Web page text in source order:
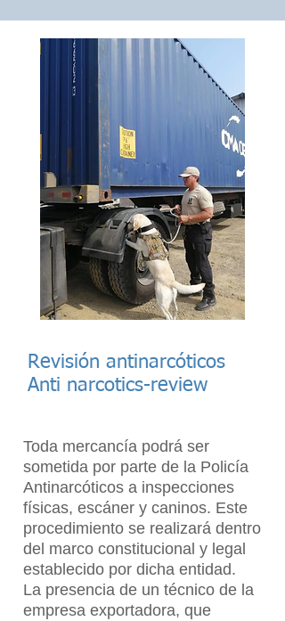
Revisión antinarcóticos
Anti narcotics-review
Toda mercancía podrá ser
sometida por parte de la Policía
Antinarcóticos a inspecciones
físicas, escáner y caninos. Este
procedimiento se realizará dentro
del marco constitucional y legal
establecido por dicha entidad.
La presencia de un técnico de la
empresa exportadora, que